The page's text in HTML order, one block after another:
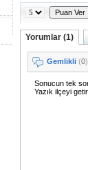
Yorumlar (1)